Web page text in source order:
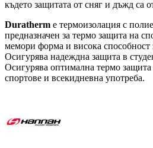
където защитата от сняг и дъжд са
Duratherm е термоизолация с
предназначен за термо защита на
мемори форма и висока способност
Осигурява надеждна защита в
Осигурява оптимална термо
спортове и всекидневна употреба.